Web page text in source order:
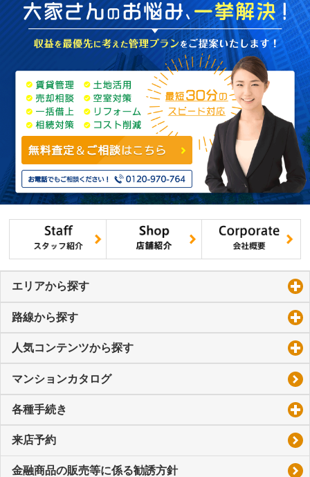
エリアから探す
路線から探す
人気コンテンツから探す
マンションカタログ
各種手続き
来店予約
金融商品の販売等に係る勧誘方針